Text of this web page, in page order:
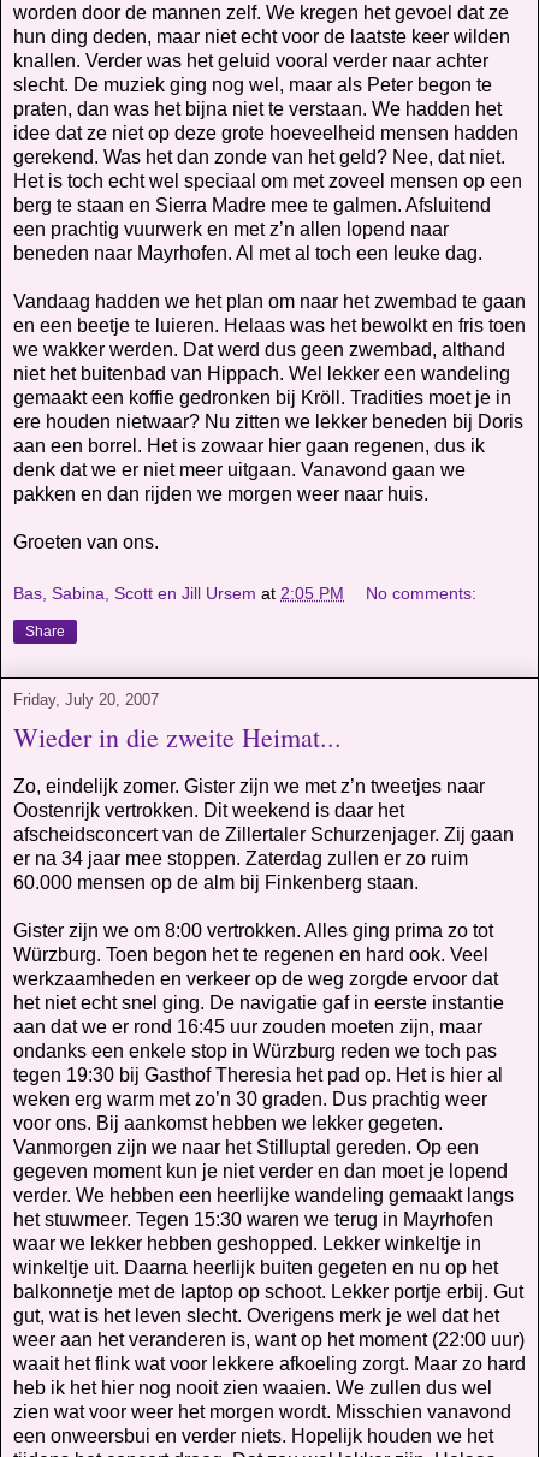
worden door de mannen zelf. We kregen het gevoel dat ze
hun ding deden, maar niet echt voor de laatste keer wilden
knallen. Verder was het geluid vooral verder naar achter
slecht. De muziek ging nog wel, maar als Peter begon te
praten, dan was het bijna niet te verstaan. We hadden het
idee dat ze niet op deze grote hoeveelheid mensen hadden
gerekend. Was het dan zonde van het geld? Nee, dat niet.
Het is toch echt wel speciaal om met zoveel mensen op een
berg te staan en Sierra Madre mee te galmen. Afsluitend
een prachtig vuurwerk en met z’n allen lopend naar
beneden naar Mayrhofen. Al met al toch een leuke dag.
Vandaag hadden we het plan om naar het zwembad te gaan
en een beetje te luieren. Helaas was het bewolkt en fris toen
we wakker werden. Dat werd dus geen zwembad, althand
niet het buitenbad van Hippach. Wel lekker een wandeling
gemaakt een koffie gedronken bij Kröll. Tradities moet je in
ere houden nietwaar? Nu zitten we lekker beneden bij Doris
aan een borrel. Het is zowaar hier gaan regenen, dus ik
denk dat we er niet meer uitgaan. Vanavond gaan we
pakken en dan rijden we morgen weer naar huis.
Groeten van ons.
Bas, Sabina, Scott en Jill Ursem at 2:05 PM No comments:
Share
Friday, July 20, 2007
Wieder in die zweite Heimat...
Zo, eindelijk zomer. Gister zijn we met z’n tweetjes naar
Oostenrijk vertrokken. Dit weekend is daar het
afscheidsconcert van de Zillertaler Schurzenjager. Zij gaan
er na 34 jaar mee stoppen. Zaterdag zullen er zo ruim
60.000 mensen op de alm bij Finkenberg staan.
Gister zijn we om 8:00 vertrokken. Alles ging prima zo tot
Würzburg. Toen begon het te regenen en hard ook. Veel
werkzaamheden en verkeer op de weg zorgde ervoor dat
het niet echt snel ging. De navigatie gaf in eerste instantie
aan dat we er rond 16:45 uur zouden moeten zijn, maar
ondanks een enkele stop in Würzburg reden we toch pas
tegen 19:30 bij Gasthof Theresia het pad op. Het is hier al
weken erg warm met zo’n 30 graden. Dus prachtig weer
voor ons. Bij aankomst hebben we lekker gegeten.
Vanmorgen zijn we naar het Stilluptal gereden. Op een
gegeven moment kun je niet verder en dan moet je lopend
verder. We hebben een heerlijke wandeling gemaakt langs
het stuwmeer. Tegen 15:30 waren we terug in Mayrhofen
waar we lekker hebben geshopped. Lekker winkeltje in
winkeltje uit. Daarna heerlijk buiten gegeten en nu op het
balkonnetje met de laptop op schoot. Lekker portje erbij. Gut
gut, wat is het leven slecht. Overigens merk je wel dat het
weer aan het veranderen is, want op het moment (22:00 uur)
waait het flink wat voor lekkere afkoeling zorgt. Maar zo hard
heb ik het hier nog nooit zien waaien. We zullen dus wel
zien wat voor weer het morgen wordt. Misschien vanavond
een onweersbui en verder niets. Hopelijk houden we het